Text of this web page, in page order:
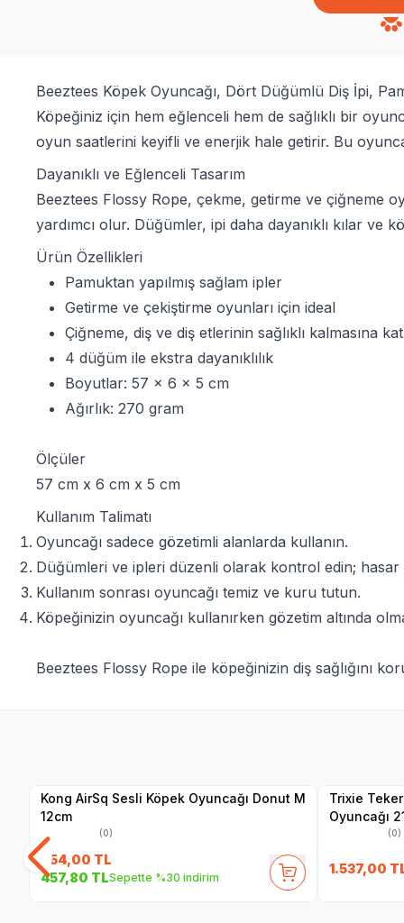
Beeztees Köpek Oyuncağı, Dört Düğümlü Diş İpi,
Köpeğiniz için hem eğlenceli hem de sağlıklı bir
oyun saatlerini keyifli ve enerjik hale getirir. Bu
Dayanıklı ve Eğlenceli Tasarım
Beeztees Flossy Rope, çekme, getirme ve çiğneme
yardımcı olur. Düğümler, ipi daha dayanıklı kılar ve
Ürün Özellikleri
Pamuktan yapılmış sağlam ipler
Getirme ve çekiştirme oyunları için ideal
Çiğneme, diş ve diş etlerinin sağlıklı kalmasına
4 düğüm ile ekstra dayanıklılık
Boyutlar: 57 x 6 x 5 cm
Ağırlık: 270 gram
Ölçüler
57 cm x 6 cm x 5 cm
Kullanım Talimatı
Oyuncağı sadece gözetimli alanlarda kullanın.
Düğümleri ve ipleri düzenli olarak kontrol edin; hasar
Kullanım sonrası oyuncağı temiz ve kuru tutun.
Köpeğinizin oyuncağı kullanırken gözetim altında
Beeztees Flossy Rope ile köpeğinizin diş sağlığını
Kong AirSq Sesli Köpek Oyuncağı Donut M
12cm
(0)
654,00 TL
457,80 TLSepette %30 indirim
Trixie
Oyuncağı
(0)
1.537,00